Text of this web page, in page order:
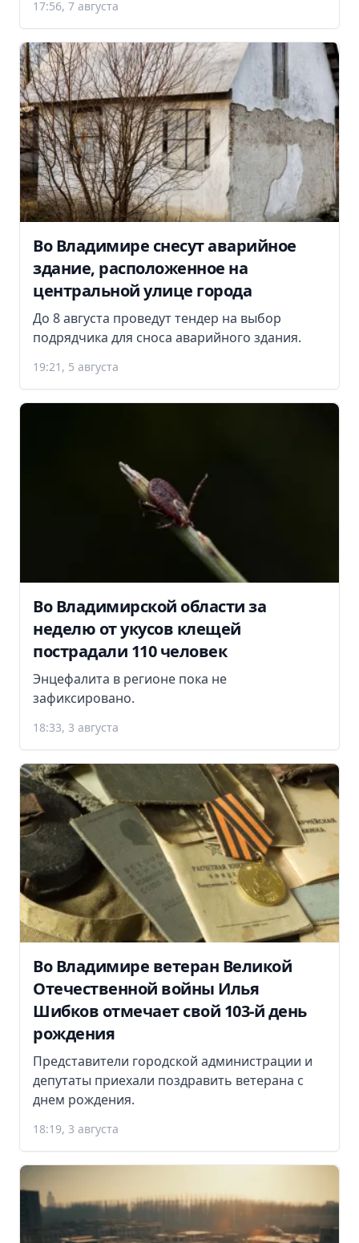
17:56, 7 августа
Во Владимире снесут аварийное
здание, расположенное на
центральной улице города
До 8 августа проведут тендер на выбор
подрядчика для сноса аварийного здания.
19:21, 5 августа
Во Владимирской области за
неделю от укусов клещей
пострадали 110 человек
Энцефалита в регионе пока не
зафиксировано.
18:33, 3 августа
Во Владимире ветеран Великой
Отечественной войны Илья
Шибков отмечает свой 103-й день
рождения
Представители городской администрации и
депутаты приехали поздравить ветерана с
днем рождения.
18:19, 3 августа